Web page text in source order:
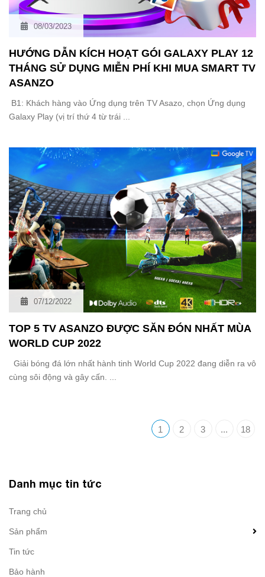
Danh mục tin tức
Trang chủ
Sản phẩm
Tin tức
Bảo hành
08/03/2023
HƯỚNG DẪN KÍCH HOẠT GÓI GALAXY PLAY 12
THÁNG SỬ DỤNG MIỄN PHÍ KHI MUA SMART TV
ASANZO
B1: Khách hàng vào Ứng dụng trên TV Asazo, chọn Ứng dụng
Galaxy Play (vị trí thứ 4 từ trái ...
07/12/2022
TOP 5 TV ASANZO ĐƯỢC SĂN ĐÓN NHẤT MÙA
WORLD CUP 2022
Giải bóng đá lớn nhất hành tinh World Cup 2022 đang diễn ra vô
cùng sôi động và gây cấn. ...
1 2 3 ... 18